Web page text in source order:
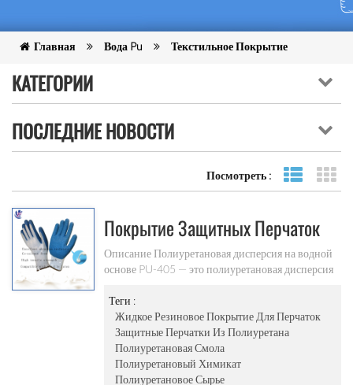
Главная Вода Pu Текстильное Покрытие
КАТЕГОРИИ
ПОСЛЕДНИЕ НОВОСТИ
Посмотреть :
Покрытие Защитных Перчаток
Полиуретановая Дисперсия На
Водной Основе (ПУ-405)
Описание Полиуретановая дисперсия на водной
основе PU-405 — это полиуретановая дисперсия
стойкость к истиранию. Предназначен для
покрытия защитных перчаток. Совместим с
нитриловым латексом. Тип Полиуретан на
водной основе Основные характеристики Не
содержит сорастворителей Не содержит
формальдегида Очень мягкий на ощупь Высокая
Теги :
Жидкое Резиновое Покрытие Для Перчаток
Защитные Перчатки Из Полиуретана
Полиуретановая Смола
Полиуретановый Химикат
Полиуретановое Сырье